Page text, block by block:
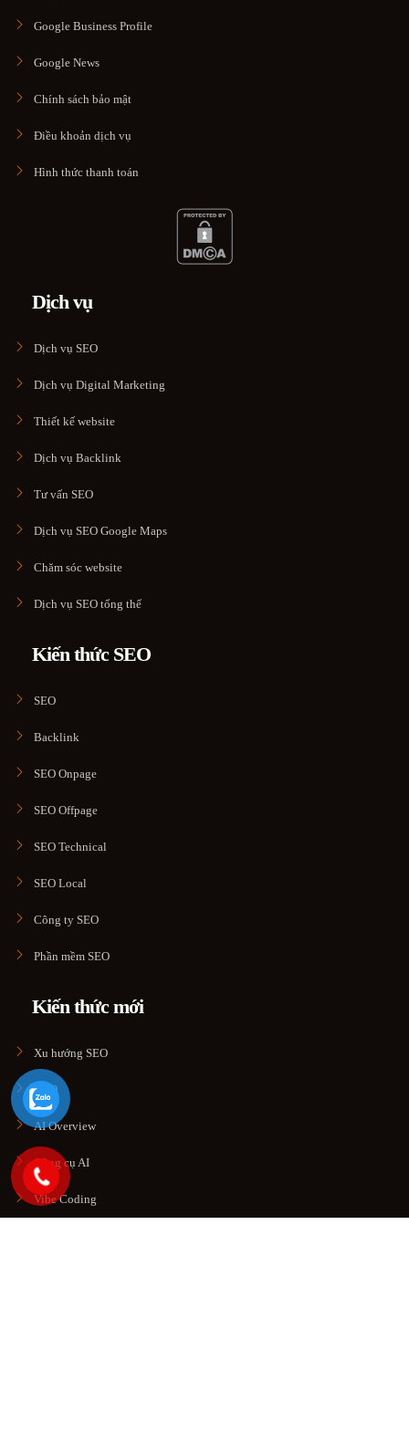
Google Business Profile
Google News
Chính sách bảo mật
Điều khoản dịch vụ
Hình thức thanh toán
Dịch vụ
Dịch vụ SEO
Dịch vụ Digital Marketing
Thiết kế website
Dịch vụ Backlink
Tư vấn SEO
Dịch vụ SEO Google Maps
Chăm sóc website
Dịch vụ SEO tổng thể
Kiến thức SEO
SEO
Backlink
SEO Onpage
SEO Offpage
SEO Technical
SEO Local
Công ty SEO
Phần mềm SEO
Kiến thức mới
Xu hướng SEO
GEO
AI Overview
Công cụ AI
Vibe Coding